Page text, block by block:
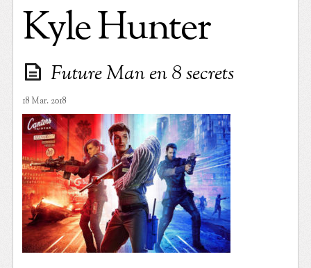
Kyle Hunter
Future Man en 8 secrets
18 Mar. 2018